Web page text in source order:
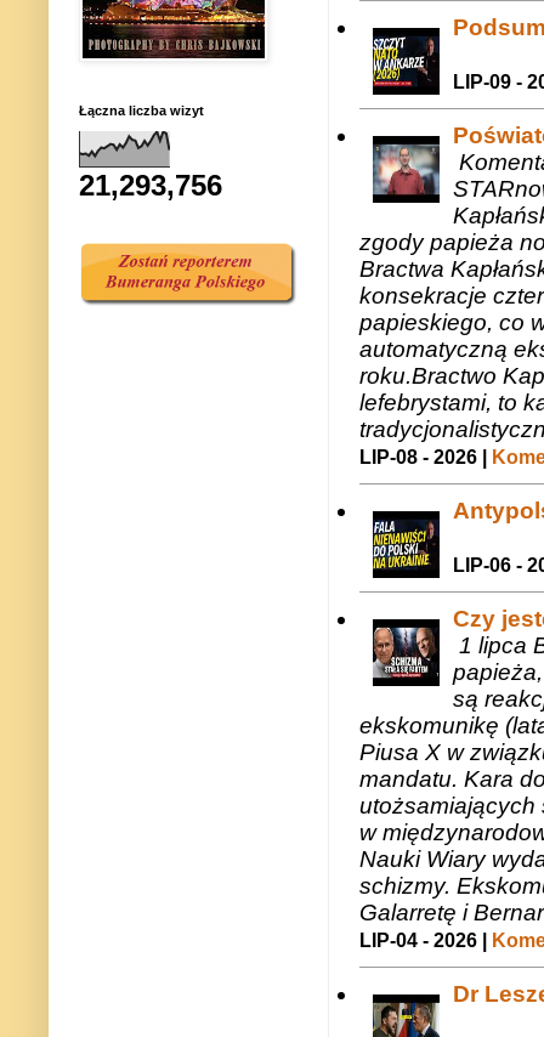
LIP-09 -
zgody papieża
Bractwa
konsekracje
papieskiego, co
automatyczną
roku.Bractwo
lefebrystami, to
LIP-08 - 2026 |
LIP-06 -
Czy
1 lipca
są
ekskomunikę
Piusa X w
mandatu. Kara
utożsamiających
w
Nauki Wiary
schizmy.
Galarretę i
LIP-04 - 2026 |
Dr
Łączna liczba wizyt
21,293,756